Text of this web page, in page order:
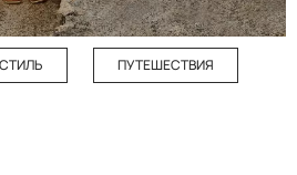
СТИЛЬ ПУТЕШЕСТВИЯ